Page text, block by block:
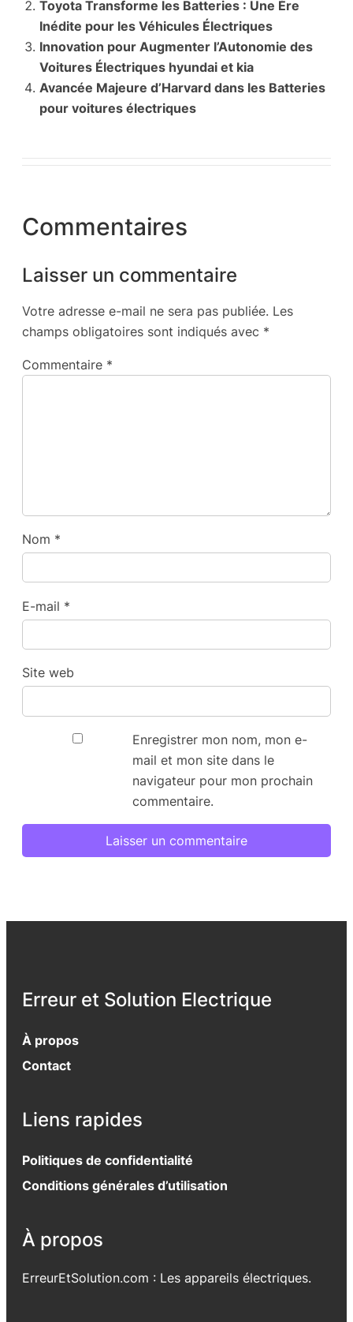
Toyota Transforme les Batteries : Une Ère
Inédite pour les Véhicules Électriques
Innovation pour Augmenter l’Autonomie des
Voitures Électriques hyundai et kia
Avancée Majeure d’Harvard dans les Batteries
pour voitures électriques
Commentaires
Laisser un commentaire
Votre adresse e-mail ne sera pas publiée. Les
champs obligatoires sont indiqués avec *
Commentaire *
Nom *
E-mail *
Site web
Enregistrer mon nom, mon e-
mail et mon site dans le
navigateur pour mon prochain
commentaire.
Erreur et Solution Electrique
À propos
Contact
Liens rapides
Politiques de confidentialité
Conditions générales d’utilisation
À propos
ErreurEtSolution.com : Les appareils électriques.